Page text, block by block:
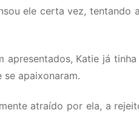
ele certa vez,
apresentados, Katie já
apaixonaram.
atraído por ela, a